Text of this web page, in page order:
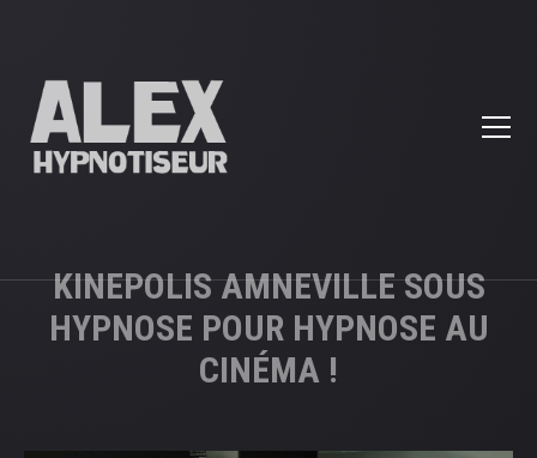
KINEPOLIS AMNEVILLE SOUS
HYPNOSE POUR HYPNOSE AU
CINÉMA !